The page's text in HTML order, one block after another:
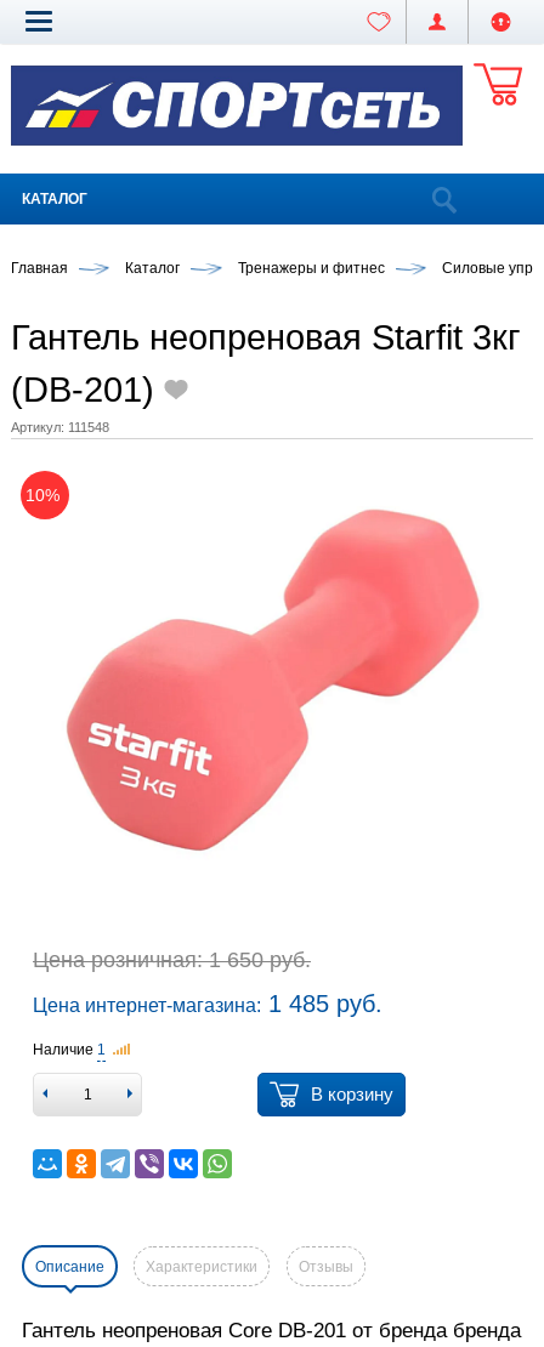
КАТАЛОГ
Главная Каталог Тренажеры и фитнес Силовые
Гантель неопреновая Starfit 3кг
(DB-201)
Артикул: 111548
10%
Цена розничная: 1 650 руб.
Цена интернет-магазина: 1 485 руб.
Наличие 1
В корзину
Описание Характеристики Отзывы
Гантель неопреновая Core DB-201 от бренда бренда